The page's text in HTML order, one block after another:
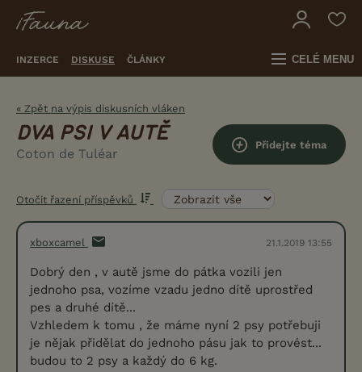
INZERCE DISKUSE ČLÁNKY CELÉ MENU
« Zpět na výpis diskusních vláken
DVA PSI V AUTĚ
Coton de Tuléar
Přidejte téma
Otočit řazení příspěvků
xboxcamel 21.1.2019 13:55
Dobrý den , v autě jsme do pátka vozili jen
jednoho psa, vozíme vzadu jedno dítě uprostřed
pes a druhé dítě...
Vzhledem k tomu , že máme nyní 2 psy potřebuji
je nějak přidělat do jednoho pásu jak to provést...
budou to 2 psy a každý do 6 kg.